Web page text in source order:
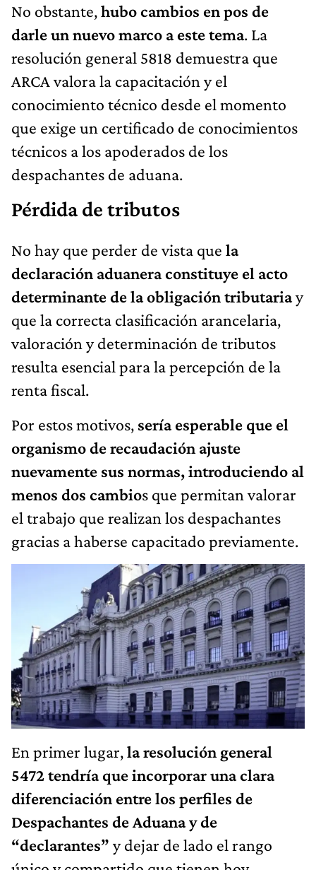
No obstante,hubo cambios en pos de
darle un nuevo marco a este tema. La
resolución general 5818 demuestra que
ARCA valora la capacitación y el
conocimiento técnico desde el momento
que exige un certificado de conocimientos
técnicos a los apoderados de los
despachantes de aduana.
Pérdida de tributos
No hay que perder de vista que la
declaración aduanera constituye el acto
determinante de la obligación tributariay
que la correcta clasificación arancelaria,
valoración y determinación de tributos
resulta esencial para la percepción de la
renta fiscal.
Por estos motivos, sería esperable que el
organismo de recaudación ajuste
nuevamente sus normas, introduciendo al
menos dos cambios que permitan valorar
el trabajo que realizan los despachantes
gracias a haberse capacitado previamente.
En primer lugar,la resolución general
5472 tendría que incorporar una clara
diferenciación entre los perfiles de
Despachantes de Aduana y de
“declarantes” y dejar de lado el rango